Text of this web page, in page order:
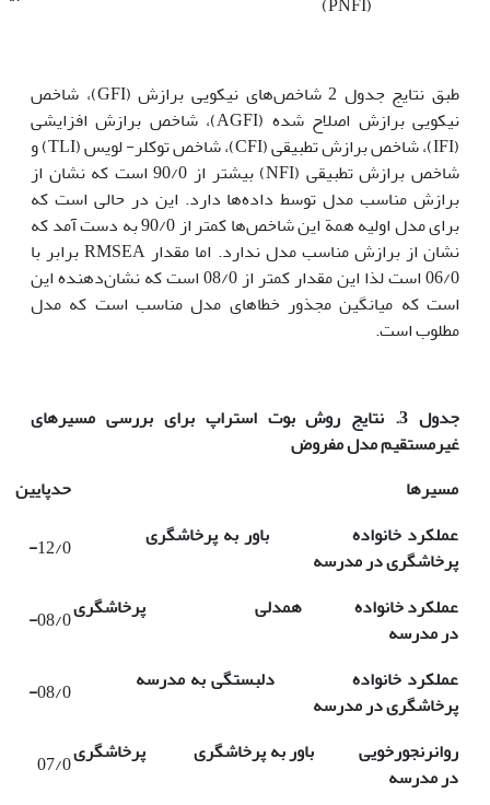
طبق نتایج جدول 2 شاخص‌های نیکویی برازش (GFI)، شاخص
نیکویی برازش اصلاح ‌شده (AGFI)، شاخص برازش افزایشی
(IFI)، شاخص برازش تطبیقی (CFI)، شاخص توکلر- لویس (TLI) و
شاخص برازش تطبیقی (NFI) بیشتر از 90/0 است که نشان از
برازش مناسب مدل توسط داده‌ها دارد. این در حالی است که
برای مدل اولیه همة این شاخص‌ها کمتر از 90/0 به دست آمد که
نشان از برازش مناسب مدل ندارد. اما مقدار RMSEA برابر با
06/0 است لذا این مقدار کمتر از 08/0 است که نشان‌دهنده این
است که میانگین مجذور خطاهای مدل مناسب است که مدل
مطلوب است.
جدول 3. نتایج روش بوت استراپ برای بررسی مسیرهای
غیرمستقیم مدل مفروض
مسیرها
حدپایین
عملکرد خانواده باور به پرخاشگری
پرخاشگری در مدرسه
12/0
-
عملکرد خانواده همدلی پرخاشگری
در مدرسه
08/0
-
عملکرد خانواده دلبستگی به مدرسه
پرخاشگری در مدرسه
08/0
-
روان­رنجورخویی باور به پرخاشگری پرخاشگری
در مدرسه
07/0